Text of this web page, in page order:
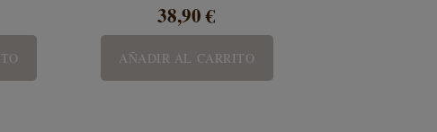
38,90 €
AÑADIR AL CARRITO